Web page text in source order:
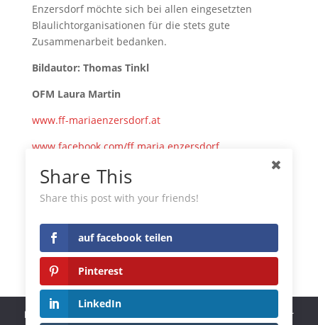
Enzersdorf möchte sich bei allen eingesetzten
Blaulichtorganisationen für die stets gute
Zusammenarbeit bedanken.
Bildautor: Thomas Tinkl
OFM Laura Martin
www.ff-mariaenzersdorf.at
www.facebook.com/ff.maria.enzersdorf
www.instagram.com/feuerwehr_mariaenzersdorf
auf facebook teilen
Pinterest
LinkedIn
Tumblr
Share This
Share this post with your friends!
auf facebook teilen
Pinterest
LinkedIn
Diese Website benutzt Cookies. Wenn du die Website weiter